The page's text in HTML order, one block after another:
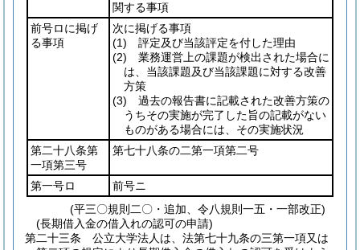
関する事項
前号ロに掲げ
る事項
次に掲げる事項
(1) 評定及び当該評定を付した理由
(2) 業務運営上の課題が検出された場合に
は、当該課題及び当該課題に対する改善
方策
(3) 過去の報告書に記載された改善方策の
うちその実施が完了した旨の記載がない
ものがある場合には、その実施状況
第二十八条第
一項第三号
第七十八条の二第一項第二号
第一号ロ
前号ニ
(平三〇規則二〇・追加、令八規則一五・一部改正)
(長期借入金の借入れの認可の申請)
第二十三条
公立大学法人は、法第七十九条の三第一項又は